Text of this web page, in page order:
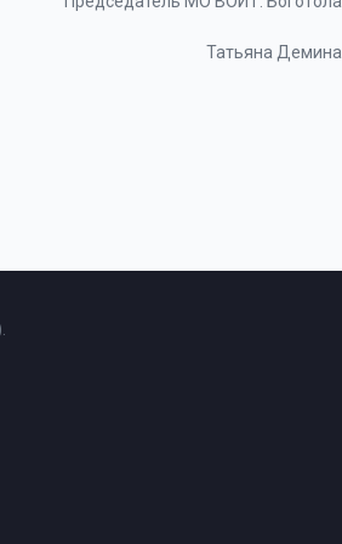
Татьяна Демина